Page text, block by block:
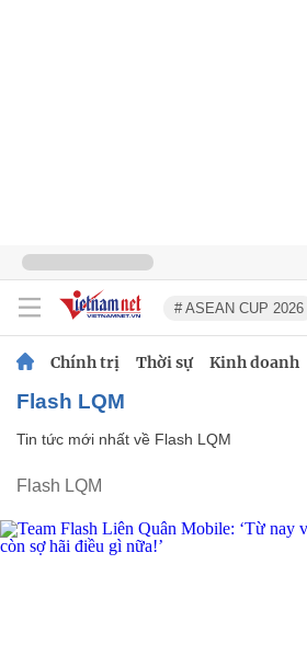
# ASEAN CUP 2026
Chính trị Thời sự Kinh doanh
Flash LQM
Tin tức mới nhất về Flash LQM
Flash LQM